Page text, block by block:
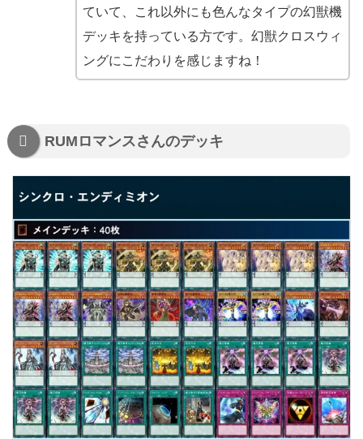
ていて、これ以外にも色んなタイプの幻獣機
デッキを持っている方です。幻獣クロスウィ
ングにこだわりを感じますね！
RUMロマンスさんのデッキ